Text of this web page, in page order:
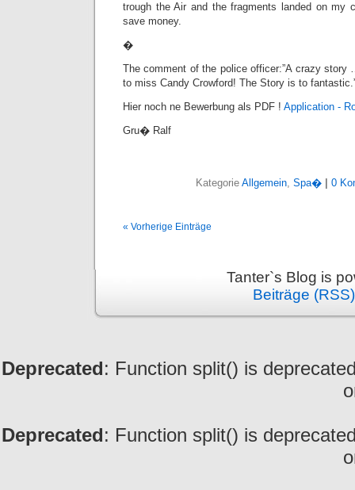
trough the Air and the fragments landed on my
save money.
�
The comment of the police officer:”A crazy story
to miss Candy Crowford! The Story is to
Hier noch ne Bewerbung als PDF ! Application -
Gru� Ralf
Kategorie Allgemein, Spa� 0
« Vorherige Einträge
Tanter`s Blog is
Beiträge (RSS)
Deprecated: Function split() is
Deprecated: Function split() is